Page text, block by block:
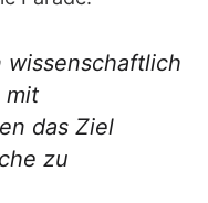
wissenschaftlich
mit
das Ziel
zu